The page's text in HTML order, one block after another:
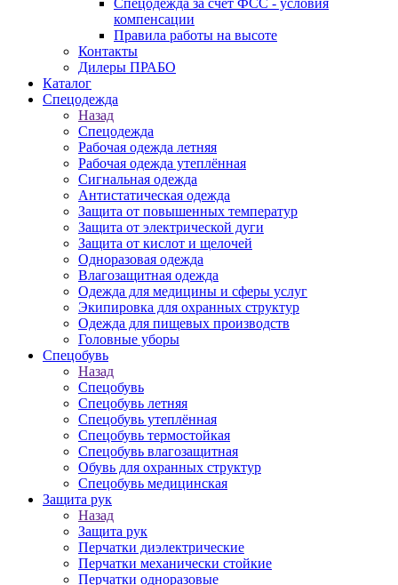
Спецодежда за счет ФСС - условия
компенсации
Правила работы на высоте
Контакты
Дилеры ПРАБО
Каталог
Спецодежда
Назад
Спецодежда
Рабочая одежда летняя
Рабочая одежда утеплённая
Сигнальная одежда
Антистатическая одежда
Защита от повышенных температур
Защита от электрической дуги
Защита от кислот и щелочей
Одноразовая одежда
Влагозащитная одежда
Одежда для медицины и сферы услуг
Экипировка для охранных структур
Одежда для пищевых производств
Головные уборы
Спецобувь
Назад
Спецобувь
Спецобувь летняя
Спецобувь утеплённая
Спецобувь термостойкая
Спецобувь влагозащитная
Обувь для охранных структур
Спецобувь медицинская
Защита рук
Назад
Защита рук
Перчатки диэлектрические
Перчатки механически стойкие
Перчатки одноразовые